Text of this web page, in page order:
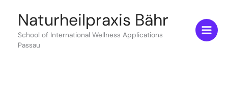
springenNaturheilpraxis Bähr
School of International Wellness Applications
Passau